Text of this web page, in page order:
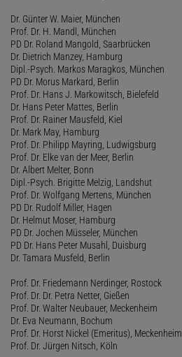
Dr. Günter W. Maier, München
Prof. Dr. H. Mandl, München
PD Dr. Roland Mangold, Saarbrücken
Dr. Dietrich Manzey, Hamburg
Dipl.-Psych. Markos Maragkos, München
PD Dr. Morus Markard, Berlin
Prof. Dr. Hans J. Markowitsch, Bielefeld
Dr. Hans Peter Mattes, Berlin
Prof. Dr. Rainer Mausfeld, Kiel
Dr. Mark May, Hamburg
Prof. Dr. Philipp Mayring, Ludwigsburg
Prof. Dr. Elke van der Meer, Berlin
Dr. Albert Melter, Bonn
Dipl.-Psych. Brigitte Melzig, Landshut
Prof. Dr. Wolfgang Mertens, München
PD Dr. Rudolf Miller, Hagen
Dr. Helmut Moser, Hamburg
PD Dr. Jochen Müsseler, München
PD Dr. Hans Peter Musahl, Duisburg
Dr. Tamara Musfeld, Berlin
Prof. Dr. Friedemann Nerdinger, Rostock
Prof. Dr. Dr. Petra Netter, Gießen
Prof. Dr. Walter Neubauer, Meckenheim
Dr. Eva Neumann, Bochum
Prof. Dr. Horst Nickel (Emeritus), Meckenheim
Prof. Dr. Jürgen Nitsch, Köln